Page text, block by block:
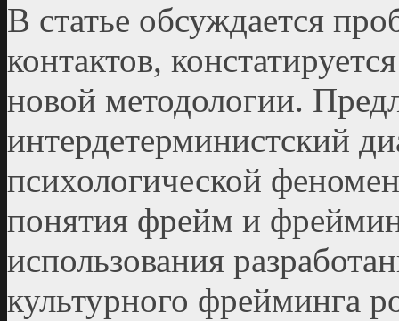
В статье обсуждается
контактов,
новой методологии.
интердетерминистский
психологической
понятия фрейм и
использования
культурного фрейминга